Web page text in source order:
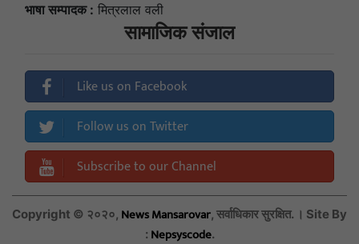
भाषा सम्पादक : मित्रलाल वली
सामाजिक संजाल
Like us on Facebook
Follow us on Twitter
Subscribe to our Channel
Copyright © २०२०, News Mansarovar, सर्वाधिकार सुरक्षित. । Site By
: Nepsyscode.